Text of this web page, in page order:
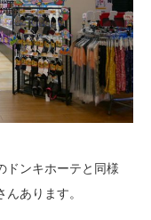
ドンキホーテと同様
あります。